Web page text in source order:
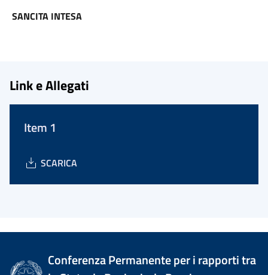
SANCITA INTESA
Link e Allegati
Item 1
SCARICA
Conferenza Permanente per i rapporti tra